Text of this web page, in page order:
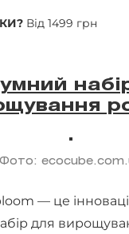
Від 1499 грн
Фото:
— це
для